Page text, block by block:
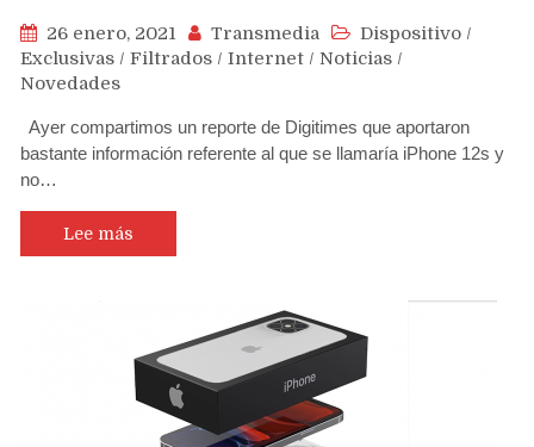
26 enero, 2021 Transmedia Dispositivo /
Exclusivas / Filtrados / Internet / Noticias /
Novedades
Ayer compartimos un reporte de Digitimes que aportaron
bastante información referente al que se llamaría iPhone 12s y
no…
Lee más